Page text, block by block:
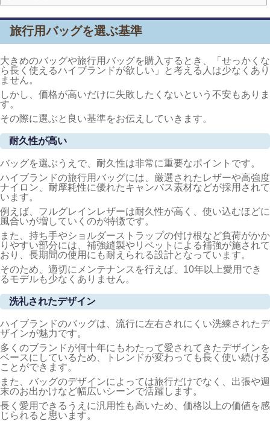
旅行用バッグを選ぶ基準
大きめのバッグや旅行用バッグを購入するとき、「せっかくな
ら長く使えるハイブランドが欲しい」と考える人は少なくあり
ません。
しかし、価格が高いだけに失敗したくないという不安もありま
す。
その際に選ぶと良い基準をお伝えしていきます。
耐久性が高い
バッグを選ぶうえで、耐久性は非常に重要なポイントです。
ハイブランドの旅行用バッグには、厳選されたレザーや高強度
ナイロン、耐摩耗性に優れたキャンバス素材などが採用されて
います。
例えば、フルグレインレザーは耐久性が高く、使い込むほどに
風合いが増していくのが特徴です。
また、持ち手やショルダーストラップの付け根など負荷がかか
りやすい部分には、補強縫製やリベットによる補強が施されて
おり、長期間の使用にも耐えられる設計となっています。
そのため、適切にメンテナンスを行えば、10年以上愛用でき
るモデルも少なくありません。
洗礼されたデザイン
ハイブランドのバッグは、流行に左右されにくい洗練されたデ
ザインが魅力です。
多くのブランドが何十年にもわたって愛されてきたデザインを
ベースにしているため、トレンドが変わっても長く使い続ける
ことができます。
また、バッグのデザインによっては旅行だけでなく、出張や週
末のお出かけなど幅広いシーンで活躍します。
長く愛用できるうえに汎用性も高いため、価格以上の価値を感
じられると思います。